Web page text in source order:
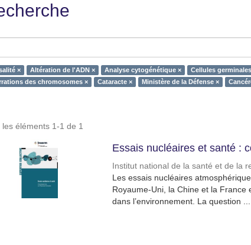
× Altération de l'ADN × Analyse cytogénétique × Cellules
des chromosomes ×
Cataracte × Ministère de la Défense ×
les éléments 1-1 de 1
Essais nucléaires et santé :
Institut national de la santé et de la
Les essais nucléaires
Royaume-Uni, la Chine et la
dans l’environnement. La question ...